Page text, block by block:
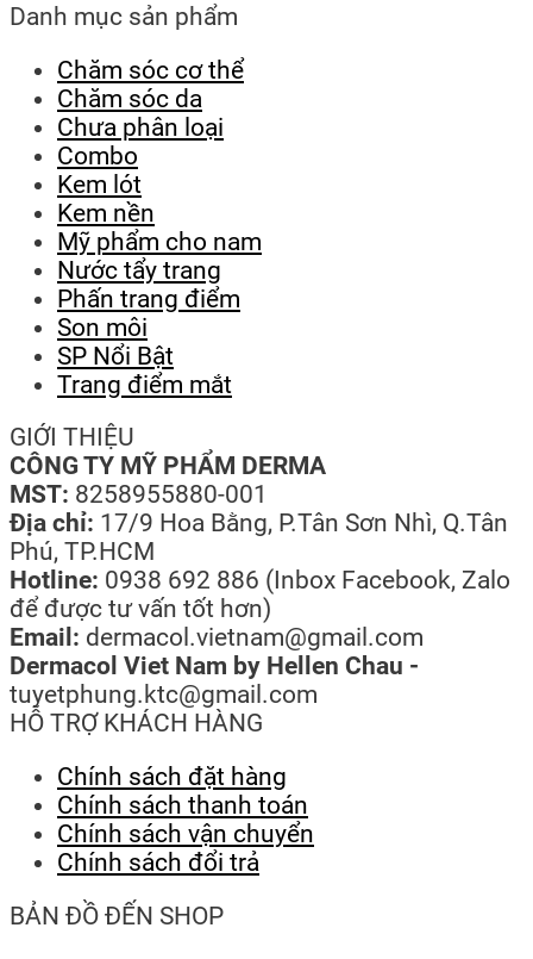
Danh mục sản phẩm
Chăm sóc cơ thể
Chăm sóc da
Chưa phân loại
Combo
Kem lót
Kem nền
Mỹ phẩm cho nam
Nước tẩy trang
Phấn trang điểm
Son môi
SP Nổi Bật
Trang điểm mắt
GIỚI THIỆU
CÔNG TY MỸ PHẨM DERMA
MST: 8258955880-001
Địa chỉ: 17/9 Hoa Bằng, P.Tân Sơn Nhì, Q.Tân
Phú, TP.HCM
Hotline: 0938 692 886 (Inbox Facebook, Zalo
để được tư vấn tốt hơn)
Email: dermacol.vietnam@gmail.com
Dermacol Viet Nam by Hellen Chau -
tuyetphung.ktc@gmail.com
HỖ TRỢ KHÁCH HÀNG
Chính sách đặt hàng
Chính sách thanh toán
Chính sách vận chuyển
Chính sách đổi trả
BẢN ĐỒ ĐẾN SHOP